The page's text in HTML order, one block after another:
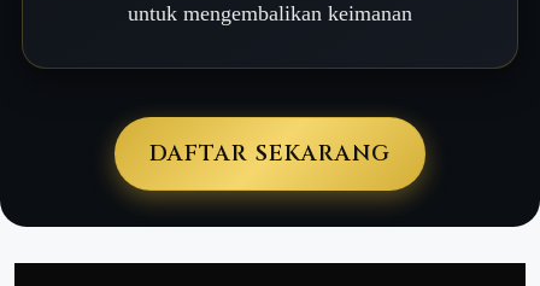
untuk mengembalikan keimanan
DAFTAR SEKARANG